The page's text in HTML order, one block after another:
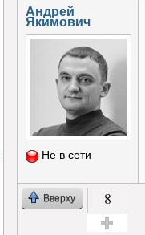
Андрей
Якимович
Не в сети
Вверху 8